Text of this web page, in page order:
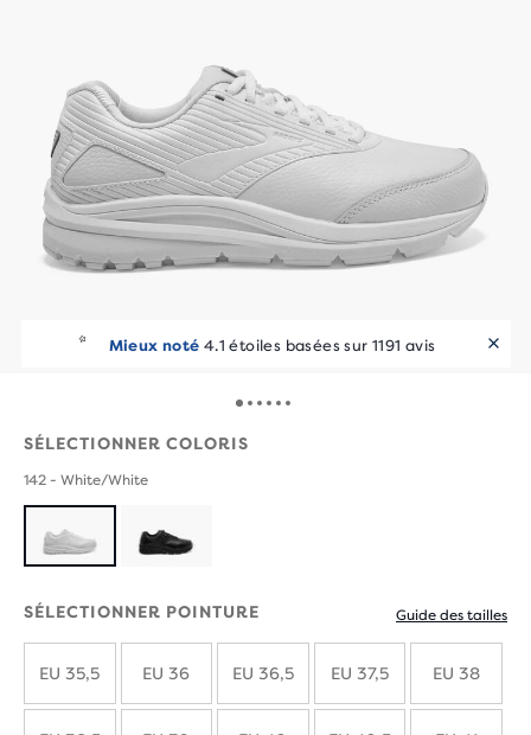
Les runners l’adorent10+ achats en 7 jours
Mieux noté 4.1 étoiles basées sur 1191 avis
SÉLECTIONNER COLORIS
142 - White/White
SÉLECTIONNER POINTURE Guide des tailles
EU 35,5 EU 36 EU 36,5 EU 37,5 EU 38